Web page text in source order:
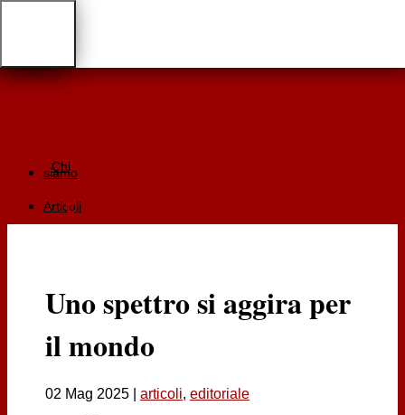
Chi
siamo
Articoli
Recensioni
Documentazione
Uno spettro si aggira per
il mondo
02 Mag 2025 articoli, editoriale